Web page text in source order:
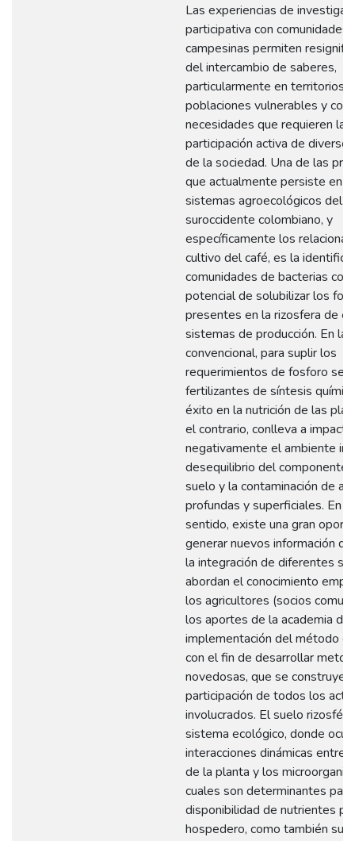
Las experiencias de
participativa con comunidades
campesinas permiten
del intercambio de saberes,
particularmente en territorios
poblaciones vulnerables y con
necesidades que requieren la
participación activa de
de la sociedad. Una de las
que actualmente persiste en
sistemas agroecológicos del
suroccidente colombiano, y
específicamente los
cultivo del café, es la
comunidades de bacterias con
potencial de solubilizar los
presentes en la rizosfera de
sistemas de producción. En la
convencional, para suplir los
requerimientos de fosforo se
fertilizantes de síntesis
éxito en la nutrición de las
el contrario, conlleva a
negativamente el ambiente
desequilibrio del componente
suelo y la contaminación de
profundas y superficiales. En
sentido, existe una gran
generar nuevos información
la integración de diferentes
abordan el conocimiento
los agricultores (socios
los aportes de la academia
implementación del método
con el fin de desarrollar
novedosas, que se construyen
participación de todos los
involucrados. El suelo
sistema ecológico, donde
interacciones dinámicas entre
de la planta y los
cuales son determinantes
disponibilidad de nutrientes
hospedero, como también su